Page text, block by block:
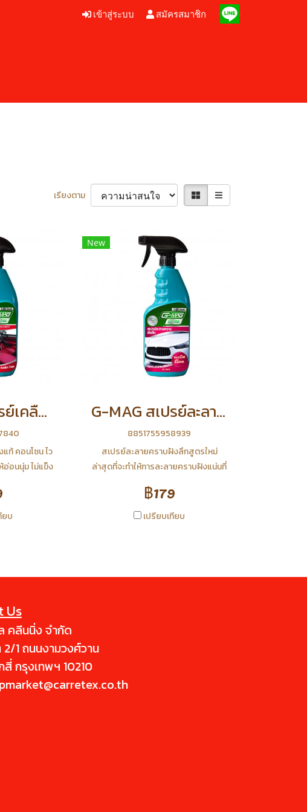
เข้าสู่ระบบ สมัครสมาชิก
เรียงตาม
G-MAG สเปรย์เคลือบรักษาหนัง
ท้ คอนโซน ไว
อ่อนนุ่ม ไม่แข็ง
ซึ่งเป็นสาเหตุ
อบ ซีดจาง
ยบ
New
G-MAG สเปรย์ละลายคราบฝังแน่น
8851755958939
สเปรย์ละลายคราบฝังลึกสูตรใหม่
ล่าสุดที่จะทำให้การละลายคราบฝังแน่นที่
ง่ายดาย ใช้งานง่ายไม่ต้องออกแรง
ประหยัดเวลาไม่ว่าจะเป็นคราบสกปรก
฿179
เปรียบเทียบ
Us
คลีนนิ่ง จำกัด
1 ถนนงามวงศ์วาน
กรุงเทพฯ 10210